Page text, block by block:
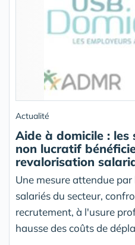
Actualité
Aide à domicile : les
non lucratif
revalorisation
Une mesure attendue
salariés du secteur,
recrutement, à l'usure
hausse des coûts de